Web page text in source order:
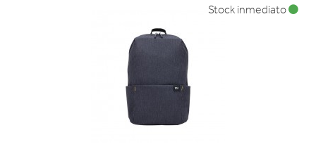
Stock inmediato